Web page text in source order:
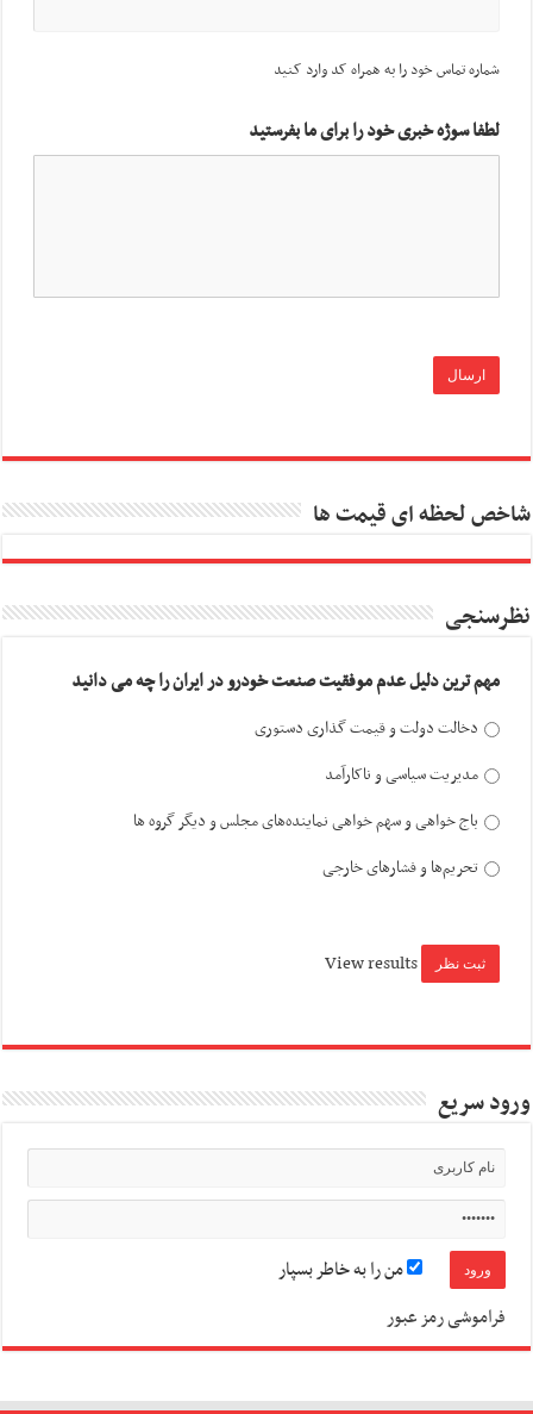
شماره تماس خود را به همراه کد وارد کنید
لطفا سوژه خبری خود را برای ما بفرستید
شاخص لحظه ای قیمت ها
نظرسنجی
مهم ترین دلیل عدم موفقیت صنعت خودرو در ایران را چه می دانید
دخالت دولت و قیمت گذاری دستوری
مدیریت سیاسی و ناکارآمد
باج خواهی و سهم خواهی نماینده‌های مجلس و دیگر گروه ها
تحریم‌ها و فشارهای خارجی
View results
ورود سریع
من را به خاطر بسپار
فراموشی رمز عبور